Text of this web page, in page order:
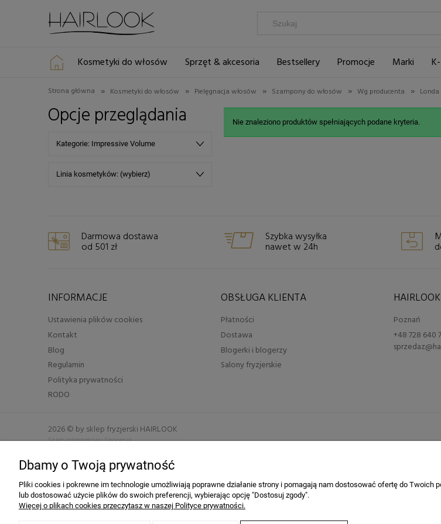
Kosmetyki do włosów Sprzęt & akcesoria Bestsellery Promocje Marki
Strona główna » Kosmetyki do włosów » Pielęgnacja włosów » Szampony do włosów » Wg producenta » Londa
Opcje przeglądania
Kategorie: Impressive Volume
Linia kosmetyków: (wybierz)
Nie znaleziono produktów spełniających podane kryteria.
Darmowa dostawa
od 501 zł
Szybka wysyłka
nawet w 24h
INFORMACJE
Ustawienia plików cookies
Kontakt
Blog
Regulamin
Polityka prywatności
RODO
OBSŁUGA KLIENTA
Płatności
Dostawa
Blogerki i blogerzy
Salony fryzjerskie
HAIRLOOK
Poznań
+48 728 640
2026 © by sklep fryzjerski HAIRLOOK
Sklep internetowy Shoper.pl
window.customerPrivacy.onMarketingConsentGranted(function () {
Dbamy o Twoją prywatność
Pliki cookies i pokrewne im technologie umożliwiają poprawne działanie strony i pomagają nam dostosować ofertę do
lub dostosować użycie plików do swoich preferencji, wybierając opcję "Dostosuj zgody".
Więcej o plikach cookies przeczytasz w naszej Polityce prywatności.